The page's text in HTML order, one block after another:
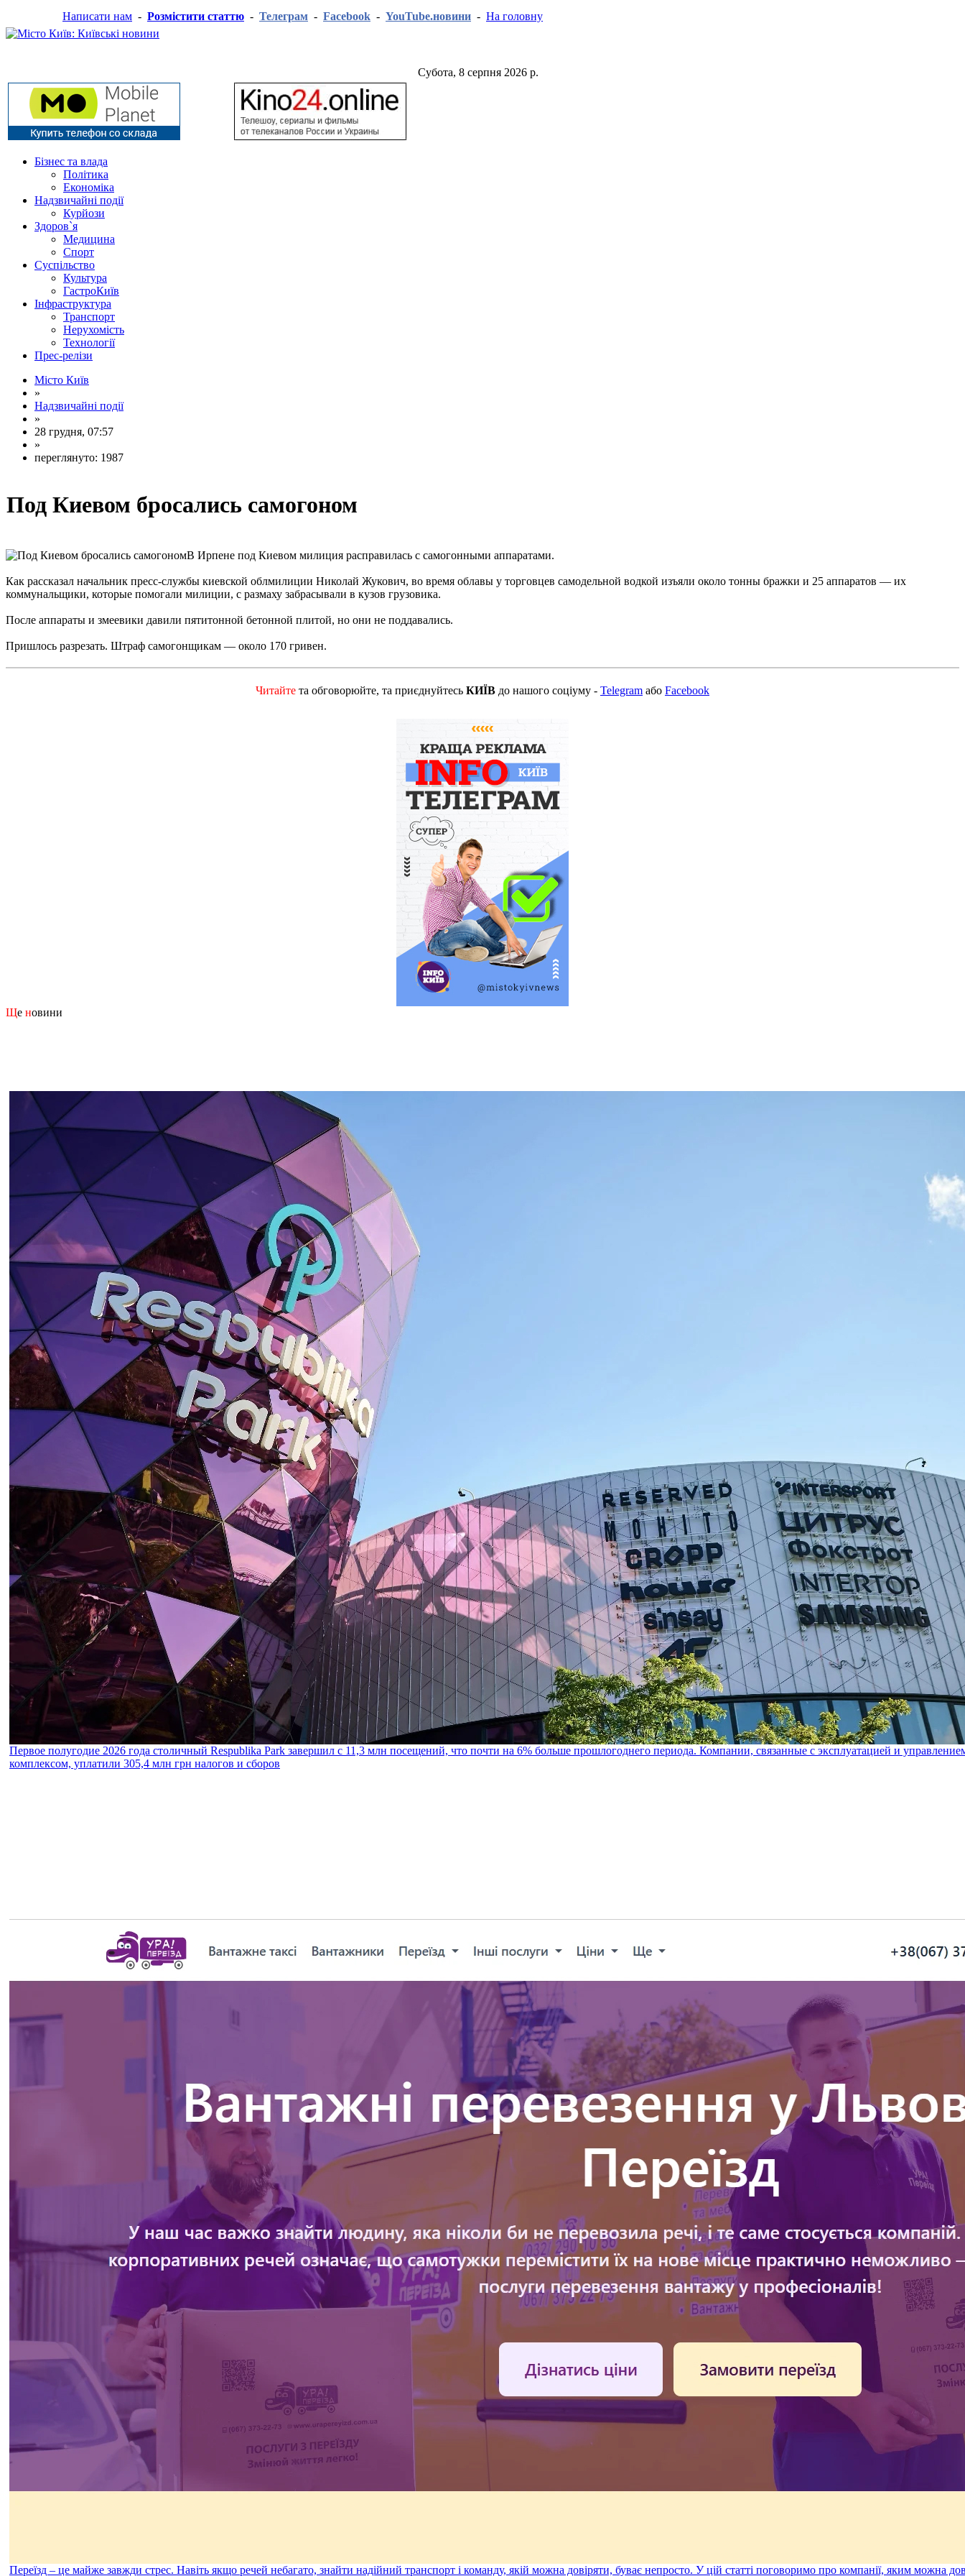
Написати нам - Розмістити статтю - Телеграм - Facebook - YouTube.новини - На головну
Субота, 8 серпня 2026 р.
Бізнес та влада
Політика
Економіка
Надзвичайні події
Курйози
Здоров`я
Медицина
Спорт
Суспільство
Культура
ГастроКиїв
Інфраструктура
Транспорт
Нерухомість
Технології
Прес-релізи
Місто Київ
»
Надзвичайні події
»
28 грудня, 07:57
»
переглянуто: 1987
Под Киевом бросались самогоном
В Ирпене под Киевом милиция расправилась с самогонными аппаратами.
Как рассказал начальник пресс-службы киевской облмилиции Николай Жукович, во время облавы у торговцев самодельной водкой изъяли около тонны бражки и 25 аппаратов — их
коммунальщики, которые помогали милиции, с размаху забрасывали в кузов грузовика.
После аппараты и змеевики давили пятитонной бетонной плитой, но они не поддавались.
Пришлось разрезать. Штраф самогонщикам — около 170 гривен.
Читайте та обговорюйте, та приєднуйтесь КИЇВ до нашого соціуму - Telegram або Facebook
Ще новини
Первое полугодие 2026 года столичный Respublika Park завершил с 11,3 млн посещений, что почти на 6% больше прошлогоднего периода. Компании, связанные с эксплуатацией и
комплексом, уплатили 305,4 млн грн налогов и сборов
Переїзд – це майже завжди стрес. Навіть якщо речей небагато, знайти надійний транспорт і команду, якій можна довіряти, буває непросто. У цій статті поговоримо про компанії, яким можна